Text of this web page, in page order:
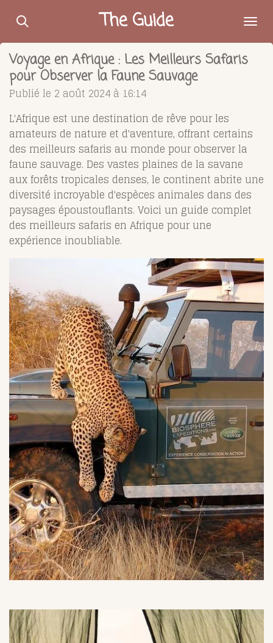
Passer
contenu
principal
The Guide
Voyage en Afrique : Les Meilleurs Safaris
pour Observer la Faune Sauvage
Publié le 2 août 2024 à 16:14
L'Afrique est une destination de rêve pour les
amateurs de nature et d'aventure, offrant certains
des meilleurs safaris au monde pour observer la
faune sauvage. Des vastes plaines de la savane
aux forêts tropicales denses, le continent abrite une
diversité incroyable d'espèces animales dans des
paysages époustouflants. Voici un guide complet
des meilleurs safaris en Afrique pour une
expérience inoubliable.